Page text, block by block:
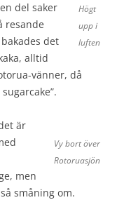
Högt
upp i
luften
del saker
resande
det
alltid
vänner, då
Vy bort över
Rotoruasjön
är
men
småning om.